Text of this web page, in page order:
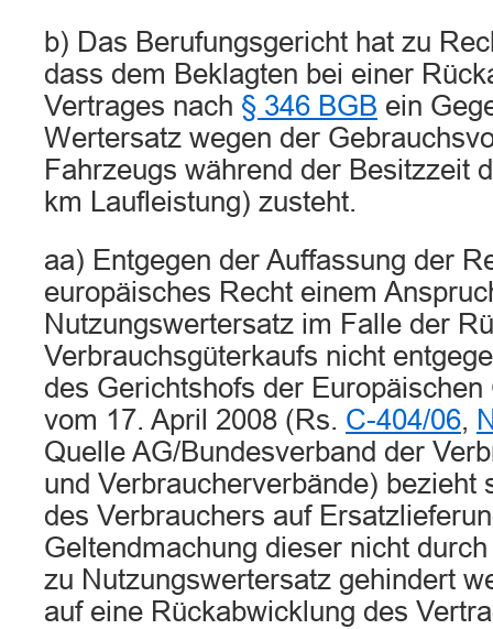
b) Das Berufungsgericht hat zu
dass dem Beklagten bei einer
Vertrages nach § 346 BGB ein
Wertersatz wegen der
Fahrzeugs während der Besitzzeit
km Laufleistung) zusteht.
aa) Entgegen der Auffassung der
europäisches Recht einem
Nutzungswertersatz im Falle der
Verbrauchsgüterkaufs nicht
des Gerichtshofs der
vom 17. April 2008 (Rs. C-404/06,
Quelle AG/Bundesverband der
und Verbraucherverbände) bezieht
des Verbrauchers auf
Geltendmachung dieser nicht
zu Nutzungswertersatz gehindert
auf eine Rückabwicklung des